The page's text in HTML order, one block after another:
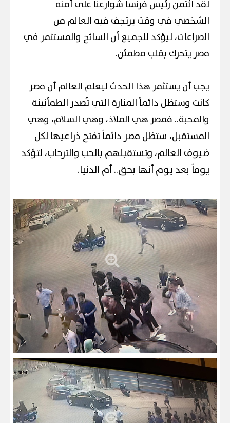
لقد ائتمن رئيس فرنسا شوارعنا على أمنه
الشخصي في وقت يرتجف فيه العالم من
الصراعات، ليؤكد للجميع أن السائح والمستثمر في
مصر يتحرك بقلب مطمئن.
يجب أن يستثمر هذا الحدث ليعلم العالم أن مصر
كانت وستظل دائماً المنارة التي تُصدر الطمأنينة
والمحبة.. فمصر هي الملاذ، وهي السلام، وهي
المستقبل، ستظل مصر دائماً تفتح ذراعيها لكل
ضيوف العالم، وتستقبلهم بالحب والترحاب، لتؤكد
يوماً بعد يوم أنها بحق.. أم الدنيا.